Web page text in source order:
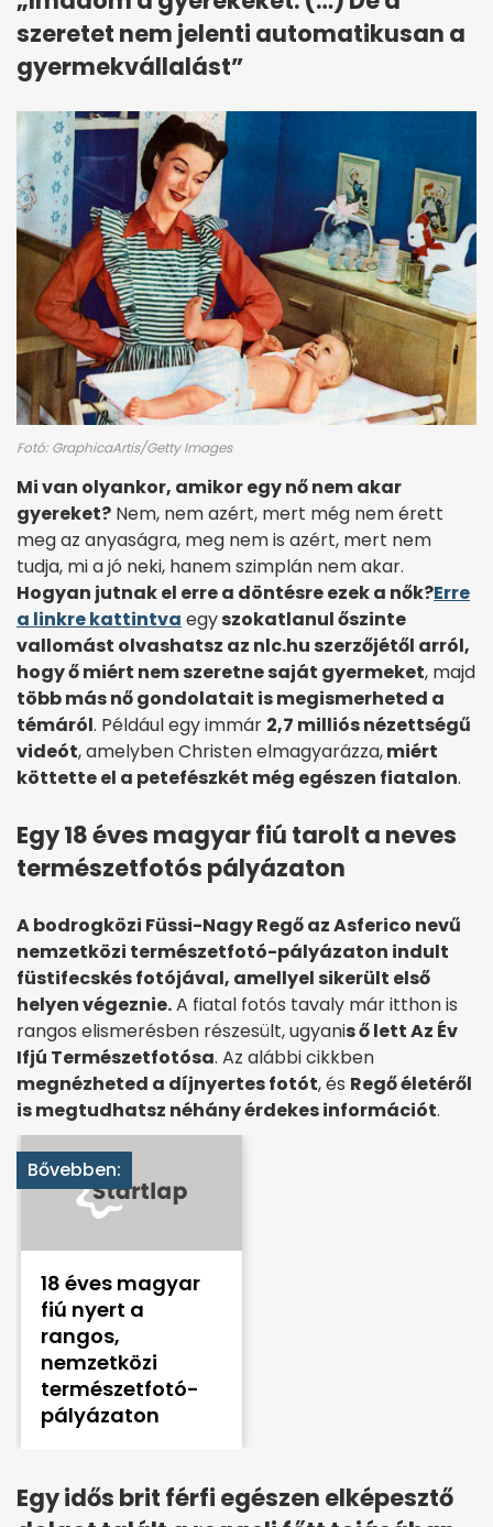
szeretet nem jelenti automatikusan a
gyermekvállalást”
Fotó: GraphicaArtis/Getty Images
Mi van olyankor, amikor egy nő nem akar
gyereket? Nem, nem azért, mert még nem érett
meg az anyaságra, meg nem is azért, mert nem
tudja, mi a jó neki, hanem szimplán nem akar.
Hogyan jutnak el erre a döntésre ezek a nők?Erre
a linkre kattintva egyszokatlanul őszinte
vallomást olvashatsz az nlc.hu szerzőjétől arról,
hogy ő miért nem szeretne saját gyermeket, majd
több más nő gondolatait is megismerheted a
témáról. Például egy immár 2,7 milliós nézettségű
videót, amelyben Christen elmagyarázza,miért
köttette el a petefészkét még egészen fiatalon.
Egy 18 éves magyar fiú tarolt a neves
természetfotós pályázaton
A bodrogközi Füssi-Nagy Regő az Asferico nevű
nemzetközi természetfotó-pályázaton indult
füstifecskés fotójával, amellyel sikerült első
helyen végeznie.A fiatal fotós tavaly már itthon is
rangos elismerésben részesült, ugyanis ő lett Az Év
Ifjú Természetfotósa. Az alábbi cikkben
megnézheted a díjnyertes fotót, és Regő életéről
is megtudhatsz néhány érdekes információt.
Bővebben:
18 éves magyar
fiú nyert a
rangos,
nemzetközi
természetfotó-
pályázaton
Egy idős brit férfi egészen elképesztő